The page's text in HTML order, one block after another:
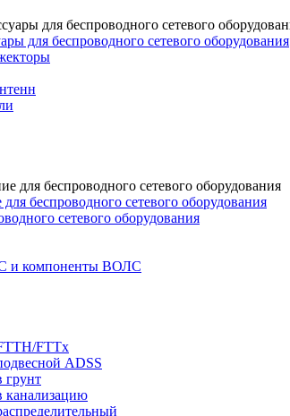
для беспроводного сетевого оборудования
беспроводного сетевого оборудования
сетевого оборудования
и компоненты ВОЛС
FTTx
ADSS
грунт
канализацию